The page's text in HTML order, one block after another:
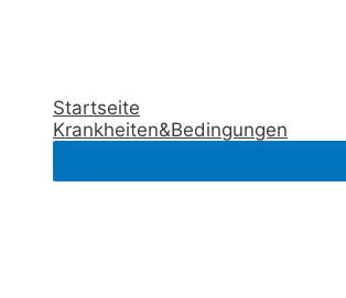
Startseite
Krankheiten&Bedingungen